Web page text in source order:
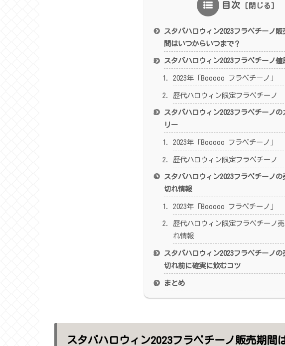
目次
スタバハロウィン2023フラペチーノ販
間はいつからいつまで？
スタバハロウィン2023フラペチーノ値
2023年「Booooo フラペチーノ」
歴代ハロウィン限定フラペチーノ
スタバハロウィン2023フラペチーノの
リー
2023年「Booooo フラペチーノ」
歴代ハロウィン限定フラペチーノ
スタバハロウィン2023フラペチーノの
切れ情報
2023年「Booooo フラペチーノ」
歴代ハロウィン限定フラペチーノ
れ情報
スタバハロウィン2023フラペチーノの
切れ前に確実に飲むコツ
まとめ
スタバハロウィン2023フラペチーノ販売期間